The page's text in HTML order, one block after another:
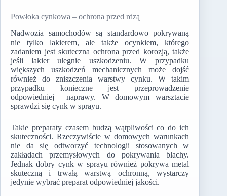
Powłoka cynkowa – ochrona przed rdzą
Nadwozia samochodów są standardowo pokrywaną
nie tylko lakierem, ale także ocynkiem, którego
zadaniem jest skuteczna ochrona przed korozją, także
jeśli lakier ulegnie uszkodzeniu. W przypadku
większych uszkodzeń mechanicznych może dojść
również do zniszczenia warstwy cynku. W takim
przypadku konieczne jest przeprowadzenie
odpowiedniej naprawy. W domowym warsztacie
sprawdzi się cynk w sprayu.
Takie preparaty czasem budzą wątpliwości co do ich
skuteczności. Rzeczywiście w domowych warunkach
nie da się odtworzyć technologii stosowanych w
zakładach przemysłowych do pokrywania blachy.
Jednak dobry cynk w sprayu również pokrywa metal
skuteczną i trwałą warstwą ochronną, wystarczy
jedynie wybrać preparat odpowiedniej jakości.